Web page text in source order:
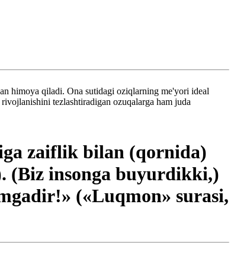
himoya qiladi. Ona sutidagi oziqlarning me'yori ideal
tezlashtiradigan ozuqalarga ham juda
zaiflik bilan (qornida)
insonga buyurdikki,)
(«Luqmon» surasi,